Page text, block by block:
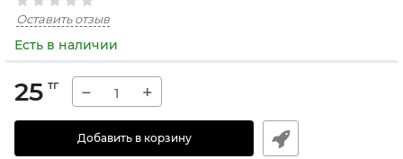
Оставить отзыв
Есть в наличии
25 тг − +
Добавить в корзину